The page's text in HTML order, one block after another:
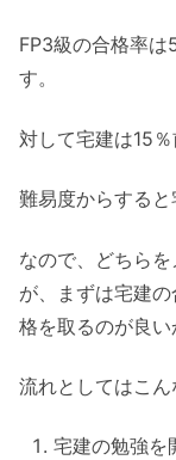
FP3級の合格率
す。
対して宅建は15％
難易度からすると
なので、どちら
が、まずは宅建
格を取るのが良い
流れとしてはこん
宅建の勉強を